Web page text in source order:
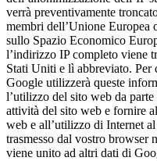
verrà preventivamente
membri dell’Unione Europea
sullo Spazio Economico
l’indirizzo IP completo viene
Stati Uniti e lì abbreviato. Per
Google utilizzerà queste
l’utilizzo del sito web da
attività del sito web e fornire
web e all’utilizzo di Internet
trasmesso dal vostro browser
viene unito ad altri dati di